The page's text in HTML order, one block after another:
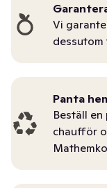
Vi
dessutom
Panta
Beställ
chaufför